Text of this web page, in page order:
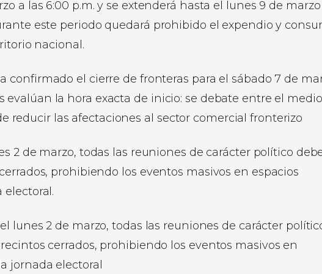
a las 6:00 p.m. y se extenderá hasta el lunes 9 de marzo
este periodo quedará prohibido el expendio y
nacional.
confirmado el cierre de fronteras para el sábado 7 de
la hora exacta de inicio: se debate entre el
reducir las afectaciones al sector comercial fronterizo
2 de marzo, todas las reuniones de carácter político
prohibiendo los eventos masivos en espacios
electoral.
lunes 2 de marzo, todas las reuniones de carácter
cerrados, prohibiendo los eventos masivos en
jornada electoral